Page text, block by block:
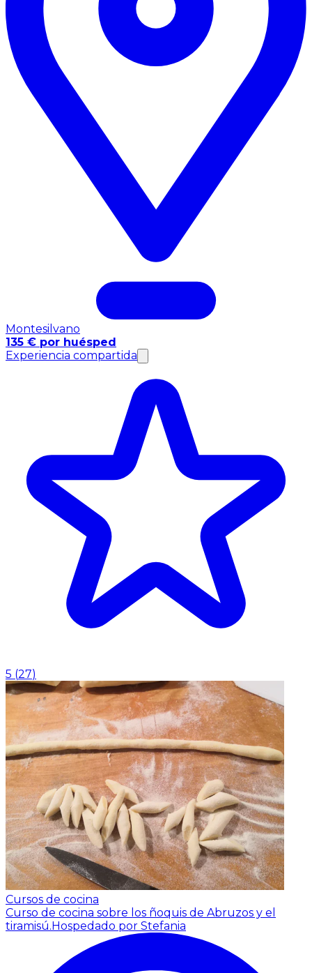
Montesilvano
135 € por huésped
Experiencia compartida
5 (27)
Cursos de cocina
Curso de cocina sobre los ñoquis de Abruzos y el
tiramisú.Hospedado por Stefania